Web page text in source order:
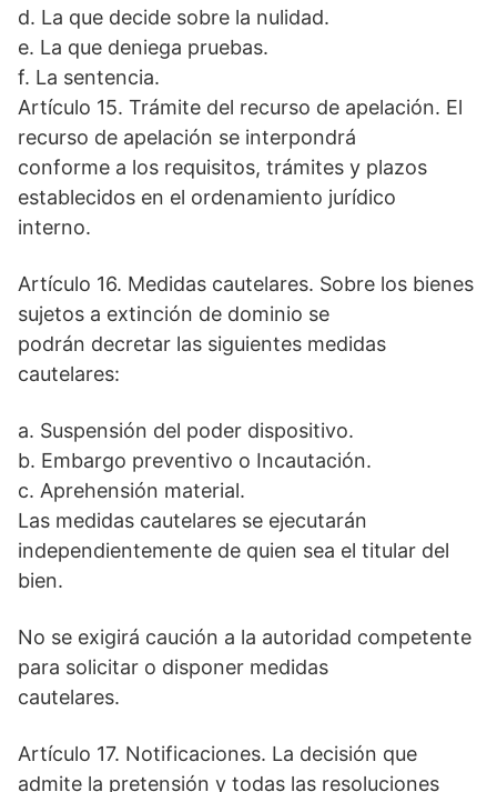
d. La que decide sobre la nulidad.
e. La que deniega pruebas.
f. La sentencia.
Artículo 15. Trámite del recurso de apelación. El
recurso de apelación se interpondrá
conforme a los requisitos, trámites y plazos
establecidos en el ordenamiento jurídico
interno.
Artículo 16. Medidas cautelares. Sobre los bienes
sujetos a extinción de dominio se
podrán decretar las siguientes medidas
cautelares:
a. Suspensión del poder dispositivo.
b. Embargo preventivo o Incautación.
c. Aprehensión material.
Las medidas cautelares se ejecutarán
independientemente de quien sea el titular del
bien.
No se exigirá caución a la autoridad competente
para solicitar o disponer medidas
cautelares.
Artículo 17. Notificaciones. La decisión que
admite la pretensión y todas las resoluciones